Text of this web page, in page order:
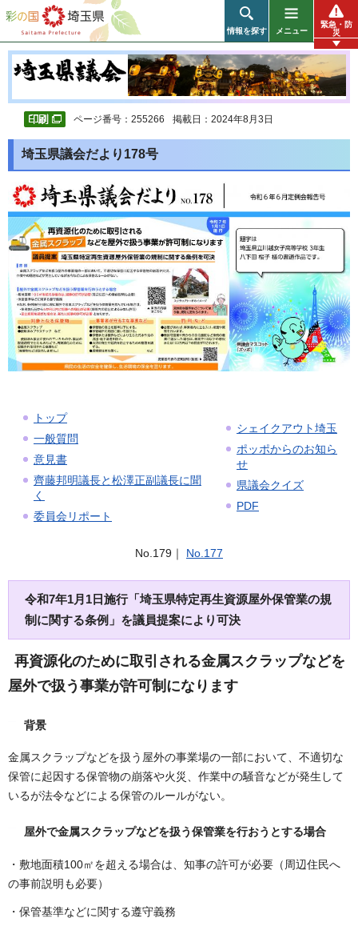
彩の国 埼玉県
情報を探す メニュー
緊急・防
災
ページ番号：255266 掲載日：2024年8月3日
埼玉県議会だより178号
トップ
一般質問
意見書
齊藤邦明議長と松澤正副議長に聞
く
委員会リポート
シェイクアウト埼玉
ポッポからのお知ら
せ
県議会クイズ
PDF
No.179｜ No.177
令和7年1月1日施行「埼玉県特定再生資源屋外保管業の規
制に関する条例」を議員提案により可決
再資源化のために取引される金属スクラップなどを
屋外で扱う事業が許可制になります
背景
金属スクラップなどを扱う屋外の事業場の一部において、不適切な
保管に起因する保管物の崩落や火災、作業中の騒音などが発生して
いるが法令などによる保管のルールがない。
屋外で金属スクラップなどを扱う保管業を行おうとする場合
・敷地面積100㎡を超える場合は、知事の許可が必要（周辺住民へ
の事前説明も必要）
・保管基準などに関する遵守義務